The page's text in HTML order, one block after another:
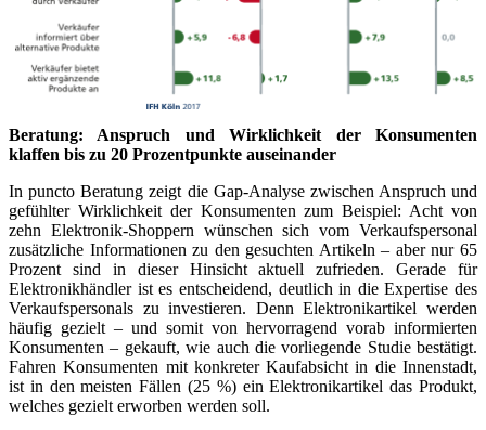
Beratung: Anspruch und Wirklichkeit der Konsumenten
klaffen bis zu 20 Prozentpunkte auseinander
In puncto Beratung zeigt die Gap-Analyse zwischen Anspruch und
gefühlter Wirklichkeit der Konsumenten zum Beispiel: Acht von
zehn Elektronik-Shoppern wünschen sich vom Verkaufspersonal
zusätzliche Informationen zu den gesuchten Artikeln – aber nur 65
Prozent sind in dieser Hinsicht aktuell zufrieden. Gerade für
Elektronikhändler ist es entscheidend, deutlich in die Expertise des
Verkaufspersonals zu investieren. Denn Elektronikartikel werden
häufig gezielt – und somit von hervorragend vorab informierten
Konsumenten – gekauft, wie auch die vorliegende Studie bestätigt.
Fahren Konsumenten mit konkreter Kaufabsicht in die Innenstadt,
ist in den meisten Fällen (25 %) ein Elektronikartikel das Produkt,
welches gezielt erworben werden soll.